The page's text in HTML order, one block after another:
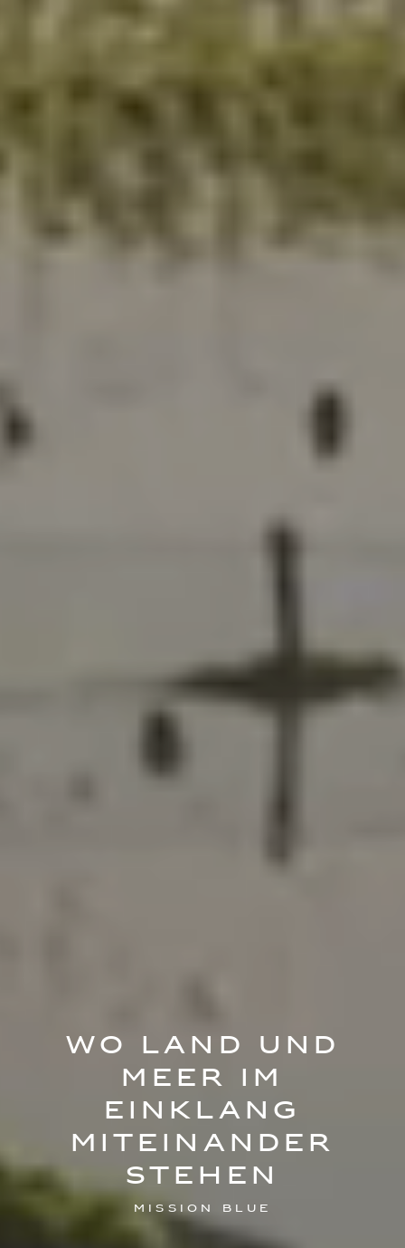
WO LAND UND
MEER IM
EINKLANG
MITEINANDER
STEHEN
Mission Blue